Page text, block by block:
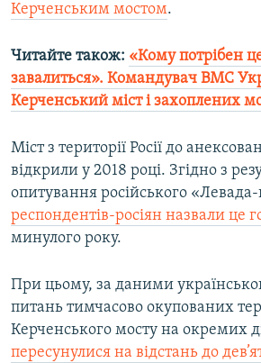
Керченським мостом.
Читайте також: «Кому потрібен
завалиться». Командувач ВМС
Керченський міст і захоплених
Міст з території Росії до
відкрили у 2018 році. Згідно з
опитування російського
респондентів-росіян назвали це
минулого року.
При цьому, за даними
питань тимчасово окупованих
Керченського мосту на окремих
пересунулися на відстань до